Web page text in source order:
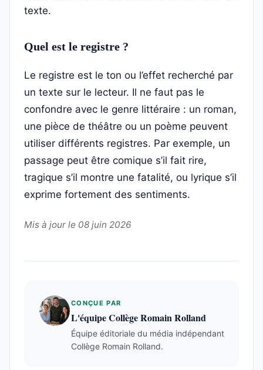
texte.
Quel est le registre ?
Le registre est le ton ou l’effet recherché par
un texte sur le lecteur. Il ne faut pas le
confondre avec le genre littéraire : un roman,
une pièce de théâtre ou un poème peuvent
utiliser différents registres. Par exemple, un
passage peut être comique s’il fait rire,
tragique s’il montre une fatalité, ou lyrique s’il
exprime fortement des sentiments.
Mis à jour le 08 juin 2026
CONÇUE PAR
L'équipe Collège Romain Rolland
Équipe éditoriale du média indépendant
Collège Romain Rolland.